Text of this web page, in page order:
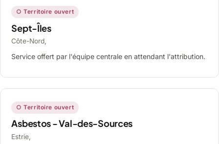
○ Territoire ouvert
Sept-Îles
Côte-Nord,
Service offert par l'équipe centrale en attendant l'attribution.
○ Territoire ouvert
Asbestos - Val-des-Sources
Estrie,